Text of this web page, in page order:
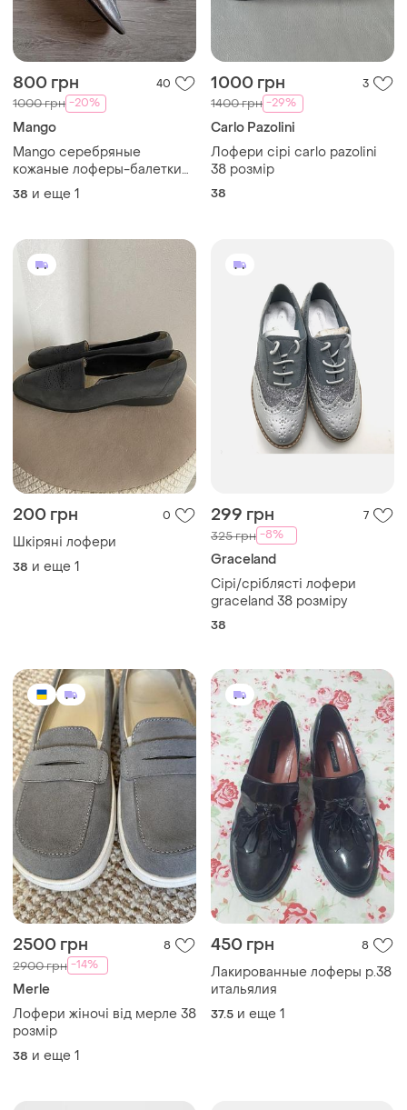
800 грн 40
1000 грн -20%
Mango
Mango серебряные
кожаные лоферы-балетки
100% кожа (38-39 размер)
38 и еще 1
1000 грн 3
1400 грн -29%
Carlo Pazolini
Лофери сірі carlo pazolini
38 розмір
38
200 грн 0
Шкіряні лофери
38 и еще 1
299 грн 7
325 грн -8%
Graceland
Сірі/сріблясті лофери
graceland 38 розміру
38
2500 грн 8
2900 грн -14%
Merle
Лофери жіночі від мерле 38
розмір
38 и еще 1
450 грн 8
Лакированные лоферы р.38
итальялия
37.5 и еще 1